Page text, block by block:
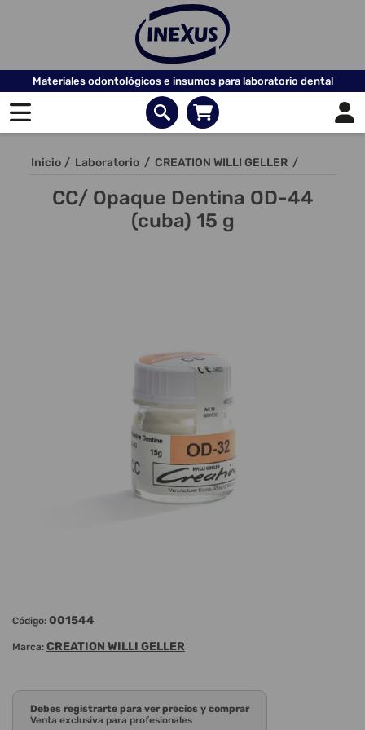
Materiales odontológicos e insumos para laboratorio dental
Inicio / Laboratorio / CREATION WILLI GELLER /
CC/ Opaque Dentina OD-44
(cuba) 15 g
Código: 001544
Marca: CREATION WILLI GELLER
Debes registrarte para ver precios y comprar
Venta exclusiva para profesionales